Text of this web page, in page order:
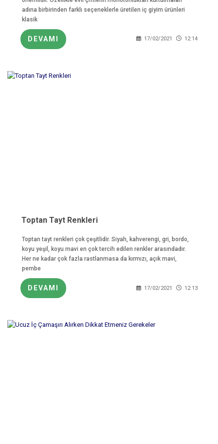
adına birbirinden farklı seçeneklerle üretilen iç giyim ürünleri
klasik
DEVAMI 17/02/2021 12:14
Toptan Tayt Renkleri
Toptan tayt renkleri çok çeşitlidir. Siyah, kahverengi, gri, bordo,
koyu yeşil, koyu mavi en çok tercih edilen renkler arasındadır.
Her ne kadar çok fazla rastlanmasa da kırmızı, açık mavi,
pembe
DEVAMI 17/02/2021 12:13